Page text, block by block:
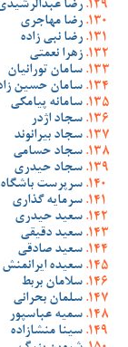
رضا
رضا مهاجری
رضا نبی زاده
زهرا نعمتی
سامان تورانیان
سامان حسین
سامانه پیامکی
سجاد اژدر
سجاد بیرانوند
سجاد حسامی
سجاد حیدری
سرپرست باشگاه
سرمایه گذاری
سعید حیدری
سعید دقیقی
سعید صادقی
سعیده ایرانمنش
سلامان بربط
سلمان بحرانی
سمیه عباسپور
سینا منشازاده